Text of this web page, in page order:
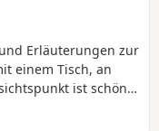
Erläuterungen zur
einem Tisch, an
ist schön